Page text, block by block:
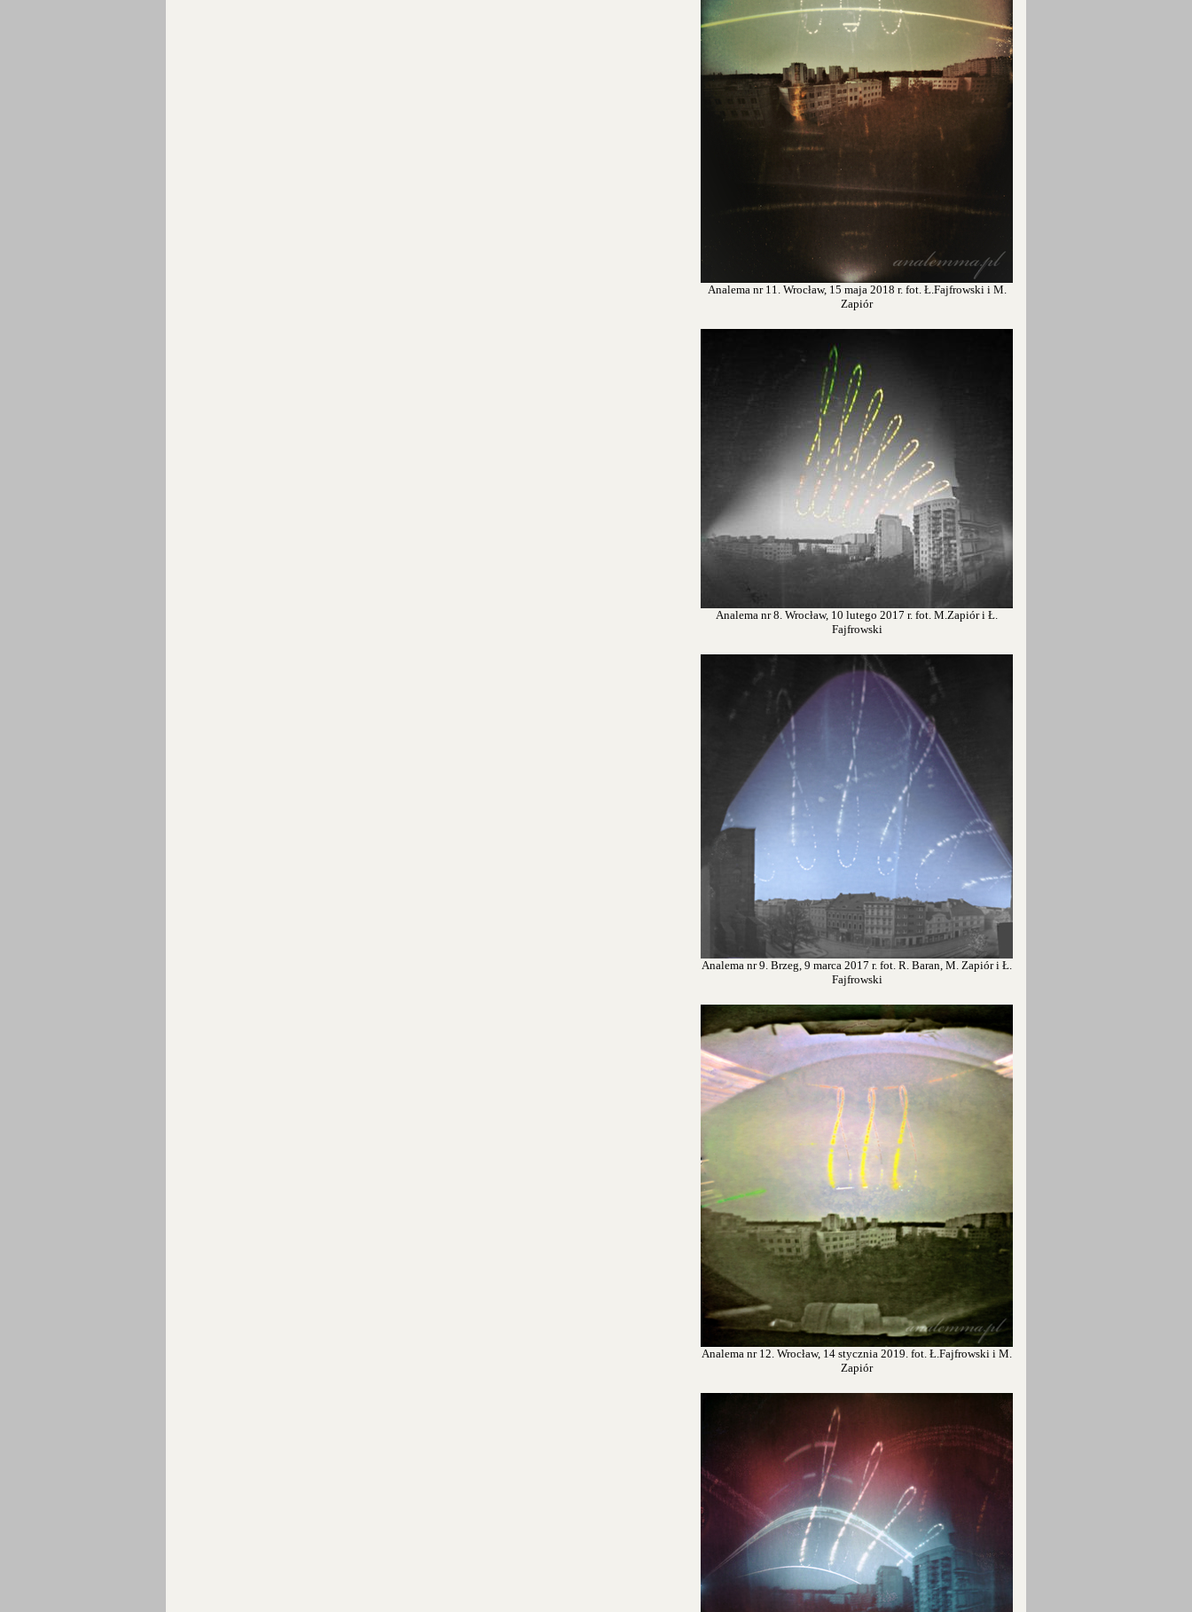
Analema nr 11. Wrocław, 15 maja 2018 r. fot. Ł.Fajfrowski i M.
Zapiór
Analema nr 8. Wrocław, 10 lutego 2017 r. fot. M.Zapiór i Ł.
Fajfrowski
Analema nr 9. Brzeg, 9 marca 2017 r. fot. R. Baran, M. Zapiór i Ł.
Fajfrowski
Analema nr 12. Wrocław, 14 stycznia 2019. fot. Ł.Fajfrowski i M.
Zapiór